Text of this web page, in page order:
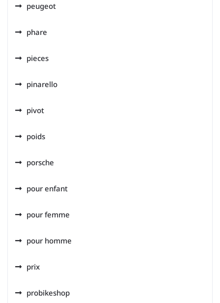
peugeot
phare
pieces
pinarello
pivot
poids
porsche
pour enfant
pour femme
pour homme
prix
probikeshop